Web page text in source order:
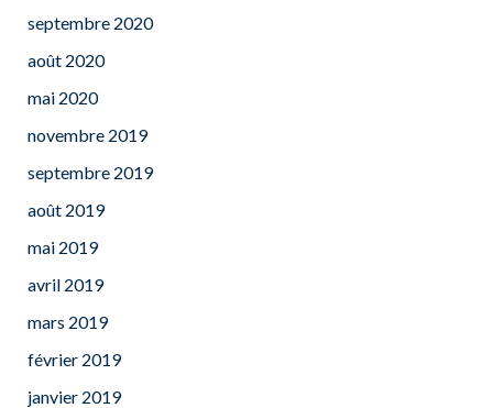
septembre 2020
août 2020
mai 2020
novembre 2019
septembre 2019
août 2019
mai 2019
avril 2019
mars 2019
février 2019
janvier 2019